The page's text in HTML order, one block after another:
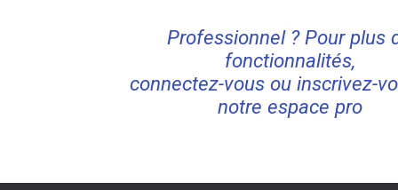
Professionnel ? Pour plus
fonctionnalités,
connectez-vous ou inscrivez-
notre espace pro